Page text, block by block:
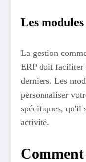
Les
La gestion
ERP doit faciliter
derniers. Les
personnaliser
spécifiques, qu'il
activité.